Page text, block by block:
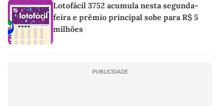
Lotofácil 3752 acumula nesta segunda-
feira e prêmio principal sobe para R$ 5
milhões
PUBLICIDADE